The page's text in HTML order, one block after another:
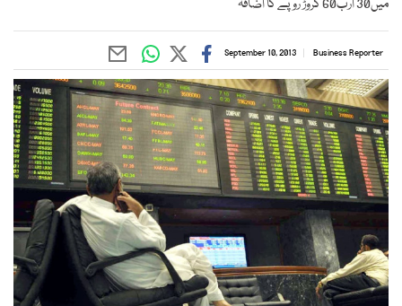
میں30 ارب60 کروڑ روپے کا اضافہ
Business Reporter
September 10, 2013